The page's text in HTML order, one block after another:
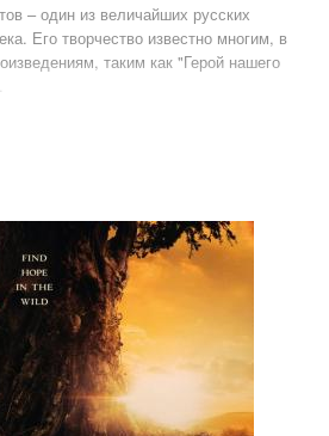
– один из величайших русских
Его творчество известно многим, в
таким как "Герой нашего